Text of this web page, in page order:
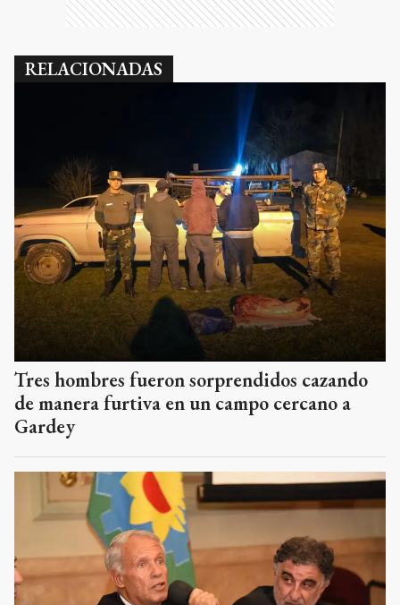
RELACIONADAS
Tres hombres fueron sorprendidos cazando
de manera furtiva en un campo cercano a
Gardey